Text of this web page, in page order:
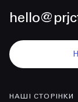
НАШІ СТОРІНКИ